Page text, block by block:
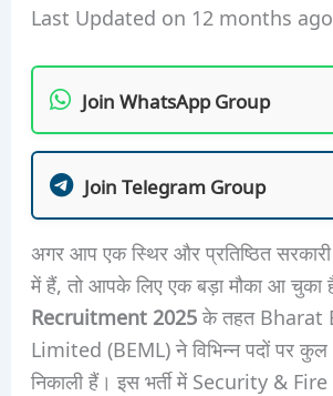
Last Updated on 12 months
Join WhatsApp Group
Join Telegram Group
अगर आप एक स्थिर और प्रतिष्ठित
में हैं, तो आपके लिए एक बड़ा मौका आ चुका
Recruitment 2025के तहत Bharat
Limited (BEML) ने विभिन्न पदों पर कुल
निकाली हैं। इस भर्ती में Security &